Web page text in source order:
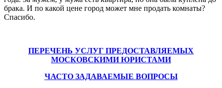
брака. И по какой цене город может мне продать комнаты?
Спасибо.
ПЕРЕЧЕНЬ УСЛУГ ПРЕДОСТАВЛЯЕМЫХ
МОСКОВСКИМИ ЮРИСТАМИ
ЧАСТО ЗАДАВАЕМЫЕ ВОПРОСЫ